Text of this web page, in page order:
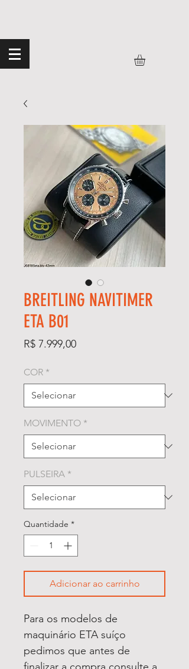
BREITLING NAVITIMER
ETA B01
R$ 7.999,00Preço
COR *
MOVIMENTO *
PULSEIRA *
Quantidade *
Adicionar ao carrinho
Para os modelos de
maquinário ETA suíço
pedimos que antes de